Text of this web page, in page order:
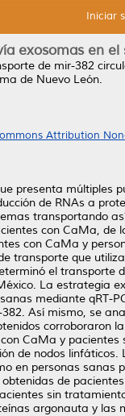
Iniciar
exosomas en
de mir-382
de Nuevo León.
Attribution
presenta múltiples
de RNAs a
transportando
con CaMa,
con CaMa y
transporte que
el transporte
La estrategia
mediante qRT-
Así mismo, se
corroboraron
CaMa y
de nodos
en personas sanas
de
sin
argonauta y las